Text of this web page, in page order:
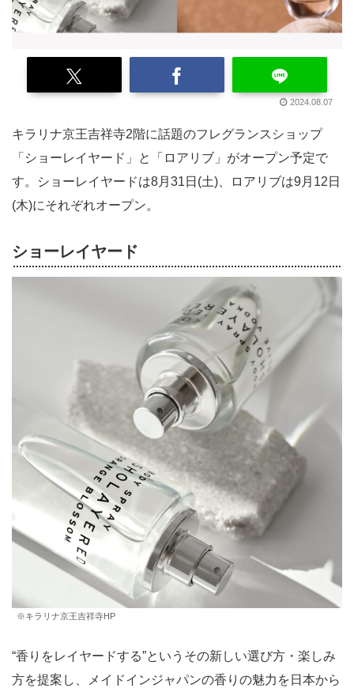
2024.08.07
キラリナ京王吉祥寺2階に話題のフレグランスショップ
「ショーレイヤード」と「ロアリブ」がオープン予定で
す。ショーレイヤードは8月31日(土)、ロアリブは9月12日
(木)にそれぞれオープン。
ショーレイヤード
※キラリナ京王吉祥寺HP
“香りをレイヤードする”というその新しい選び方・楽しみ
方を提案し、メイドインジャパンの香りの魅力を日本から